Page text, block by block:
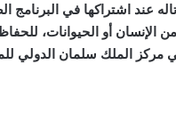
عند اشتراكها في
من الإنسان أو الحيوانات،
مركز الملك سلمان الدولي